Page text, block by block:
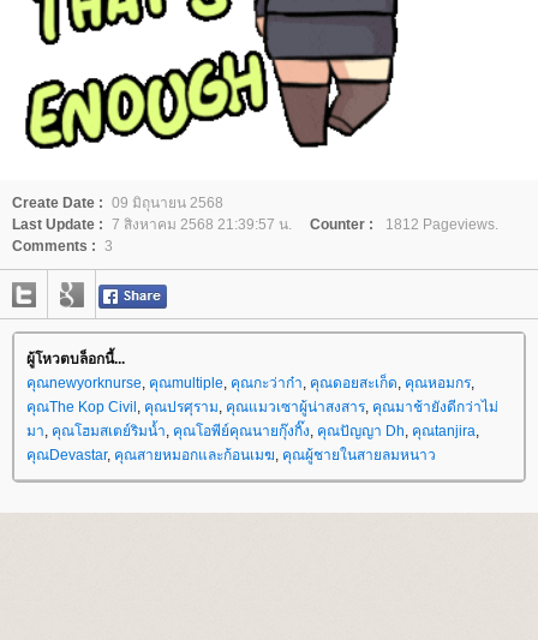
Create Date : 09 มิถุนายน 2568
Last Update : 7 สิงหาคม 2568 21:39:57 น. Counter :
1812 Pageviews.
Comments : 3
ผู้โหวตบล็อกนี้...
คุณnewyorknurse, คุณmultiple, คุณกะว่าก๋า, คุณดอยสะเก็ด, คุณหอมกร,
คุณThe Kop Civil , คุณปรศุราม, คุณแมวเซาผู้น่าสงสาร, คุณมาช้ายังดีกว่าไม่
มา, คุณโฮมสเตย์ริมน้ำ, คุณโอพีย์คุณนายกุ๊งกิ๊ง, คุณปัญญา Dh, คุณtanjira,
คุณDevastar, คุณสายหมอกและก้อนเมฆ, คุณผู้ชายในสายลมหนาว